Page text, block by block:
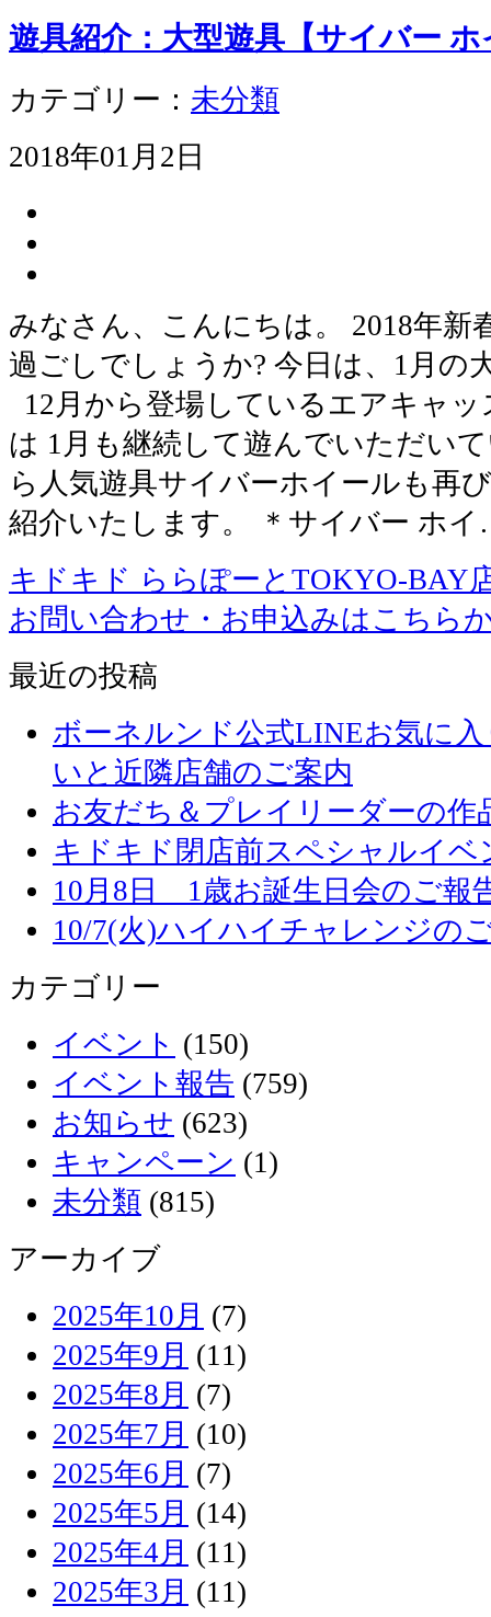
遊具紹介：大型遊具【サイバー ホ
カテゴリー： 未分類
2018年01月2日
みなさん、こんにちは。 2018年
過ごしでしょうか? 今日は、1月の
12月から登場しているエアキャ
は 1月も継続して遊んでいただい
ら人気遊具サイバーホイールも再
紹介いたします。 ＊サイバー ホ
キドキド ららぽーとTOKYO-BAY
お問い合わせ・お申込みはこちら
最近の投稿
ボーネルンド公式LINEお気に
いと近隣店舗のご案内
お友だち＆プレイリーダーの作
キドキド閉店前スペシャルイベ
10月8日 1歳お誕生日会のご報
10/7(火)ハイハイチャレンジの
カテゴリー
イベント (150)
イベント報告 (759)
お知らせ (623)
キャンペーン (1)
未分類 (815)
アーカイブ
2025年10月 (7)
2025年9月 (11)
2025年8月 (7)
2025年7月 (10)
2025年6月 (7)
2025年5月 (14)
2025年4月 (11)
2025年3月 (11)